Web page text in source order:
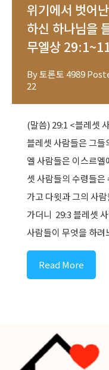
위기에서 벗어
하신 하나님을
무엘상
By토론토 4989
22
(말씀) 29:1 <블레셋
블레셋 사람들은 그들
엘 사람들은 이스르엘
셋 사람들의 수령들
가고 다윗과 그의 사
가더니 ​ 29:3 블레셋
사람들이 무엇을 하
Read More